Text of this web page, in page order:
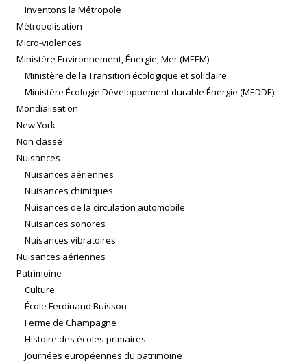
Inventons la Métropole
Métropolisation
Micro-violences
Ministère Environnement, Énergie, Mer (MEEM)
Ministère de la Transition écologique et solidaire
Ministère Écologie Développement durable Énergie (MEDDE)
Mondialisation
New York
Non classé
Nuisances
Nuisances aériennes
Nuisances chimiques
Nuisances de la circulation automobile
Nuisances sonores
Nuisances vibratoires
Nuisances aériennes
Patrimoine
Culture
École Ferdinand Buisson
Ferme de Champagne
Histoire des écoles primaires
Journées européennes du patrimoine